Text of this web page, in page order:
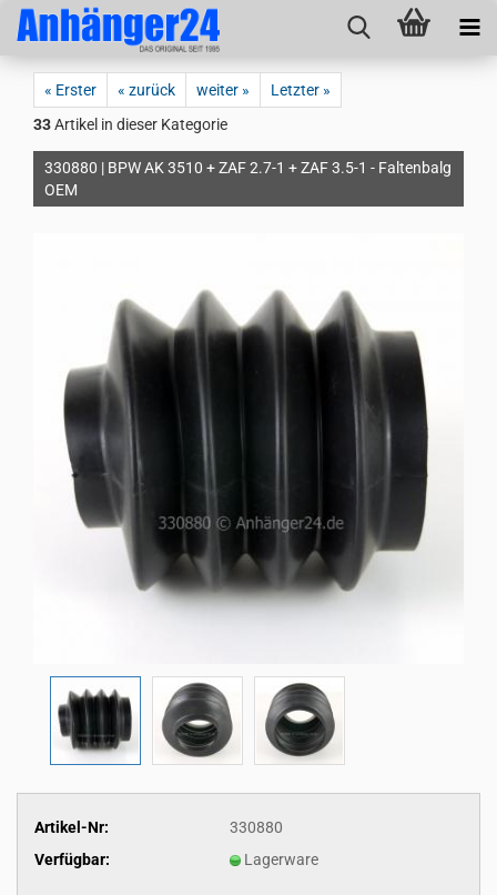
« Erster « zurück weiter »
Letzter »
33Artikel in dieser Kategorie
330880 | BPW AK 3510 + ZAF 2.7-1 + ZAF 3.5-1 - Faltenbalg
OEM
Artikel-Nr:
330880
Verfügbar:
Lagerware